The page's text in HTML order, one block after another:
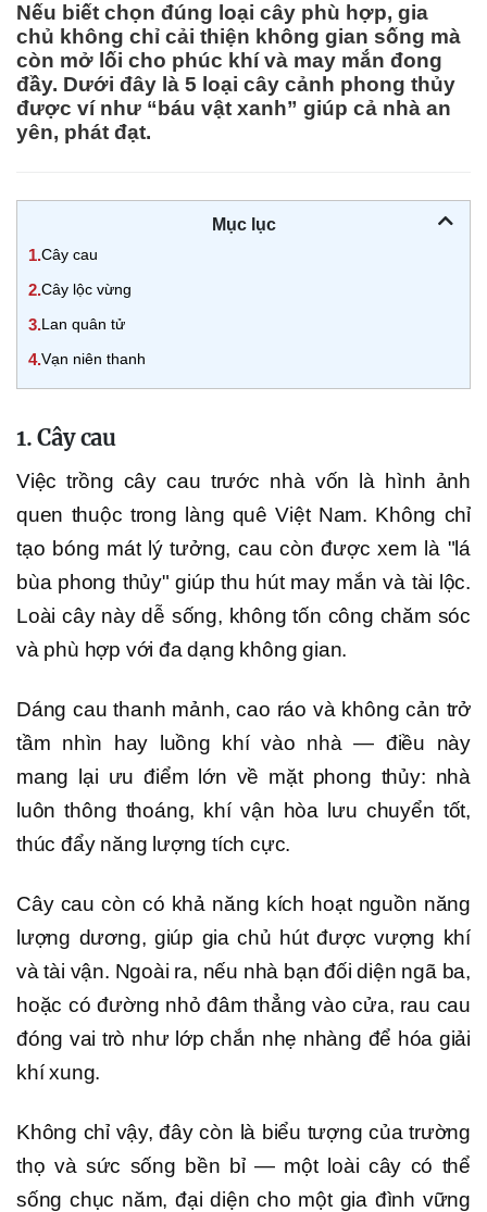
Nếu biết chọn đúng loại cây phù hợp, gia
chủ không chỉ cải thiện không gian sống mà
còn mở lối cho phúc khí và may mắn đong
đầy. Dưới đây là 5 loại cây cảnh phong thủy
được ví như “báu vật xanh” giúp cả nhà an
yên, phát đạt.
Mục lục
1.Cây cau
2.Cây lộc vừng
3.Lan quân tử
4.Vạn niên thanh
1. Cây cau
Việc trồng cây cau trước nhà vốn là hình ảnh
quen thuộc trong làng quê Việt Nam. Không chỉ
tạo bóng mát lý tưởng, cau còn được xem là "lá
bùa phong thủy" giúp thu hút may mắn và tài lộc.
Loài cây này dễ sống, không tốn công chăm sóc
và phù hợp với đa dạng không gian.
Dáng cau thanh mảnh, cao ráo và không cản trở
tầm nhìn hay luồng khí vào nhà — điều này
mang lại ưu điểm lớn về mặt phong thủy: nhà
luôn thông thoáng, khí vận hòa lưu chuyển tốt,
thúc đẩy năng lượng tích cực.
Cây cau còn có khả năng kích hoạt nguồn năng
lượng dương, giúp gia chủ hút được vượng khí
và tài vận. Ngoài ra, nếu nhà bạn đối diện ngã ba,
hoặc có đường nhỏ đâm thẳng vào cửa, rau cau
đóng vai trò như lớp chắn nhẹ nhàng để hóa giải
khí xung.
Không chỉ vậy, đây còn là biểu tượng của trường
thọ và sức sống bền bỉ — một loài cây có thể
sống chục năm, đại diện cho một gia đình vững